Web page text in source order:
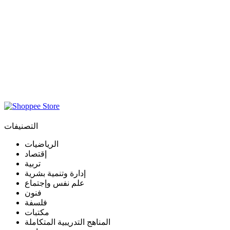
التصنيفات
الرياضيات
إقتصاد
تربية
إدارة وتنمية بشرية
علم نفس وإجتماع
فنون
فلسفة
مكتبات
المناهج التدريبية المتكاملة